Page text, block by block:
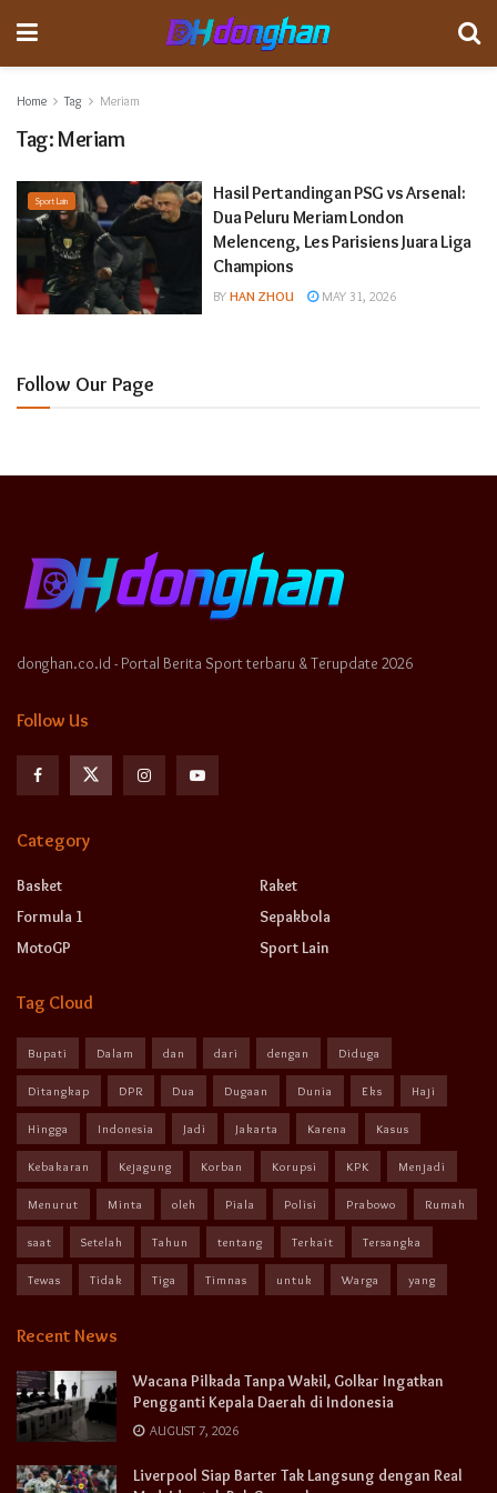
Home Tag Meriam
Tag:Meriam
Sport Lain
Hasil Pertandingan PSG vs Arsenal:
Dua Peluru Meriam London
Melenceng, Les Parisiens Juara Liga
Champions
BY HAN ZHOU MAY 31, 2026
Follow Our Page
donghan.co.id - Portal Berita Sport terbaru & Terupdate 2026
Follow Us
Category
Basket
Formula 1
MotoGP
Raket
Sepakbola
Sport Lain
Tag Cloud
Bupati Dalam dan dari dengan Diduga
Ditangkap DPR Dua Dugaan Dunia Eks Haji
Hingga Indonesia Jadi Jakarta Karena Kasus
Kebakaran Kejagung Korban Korupsi KPK Menjadi
Menurut Minta oleh Piala Polisi Prabowo Rumah
saat Setelah Tahun tentang Terkait Tersangka
Tewas Tidak Tiga Timnas untuk Warga yang
Recent News
Wacana Pilkada Tanpa Wakil, Golkar Ingatkan
Pengganti Kepala Daerah di Indonesia
AUGUST 7, 2026
Liverpool Siap Barter Tak Langsung dengan Real